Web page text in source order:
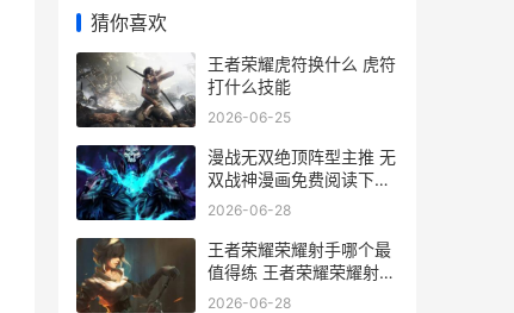
猜你喜欢
王者荣耀虎符换什么 虎符
打什么技能
2026-06-25
漫战无双绝顶阵型主推 无
双战神漫画免费阅读下拉
式
2026-06-28
王者荣耀荣耀射手哪个最
值得练 王者荣耀荣耀射手
称号是永久的吗
2026-06-28